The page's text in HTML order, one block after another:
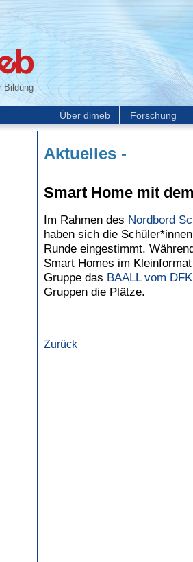
Bildung
Über dimeb Forschung
Aktuelles -
Smart Home mit
Im Rahmen des Nordbord
haben sich die
Runde eingestimmt.
Smart Homes im
Gruppe das BAALL vom
Gruppen die Plätze.
Zurück